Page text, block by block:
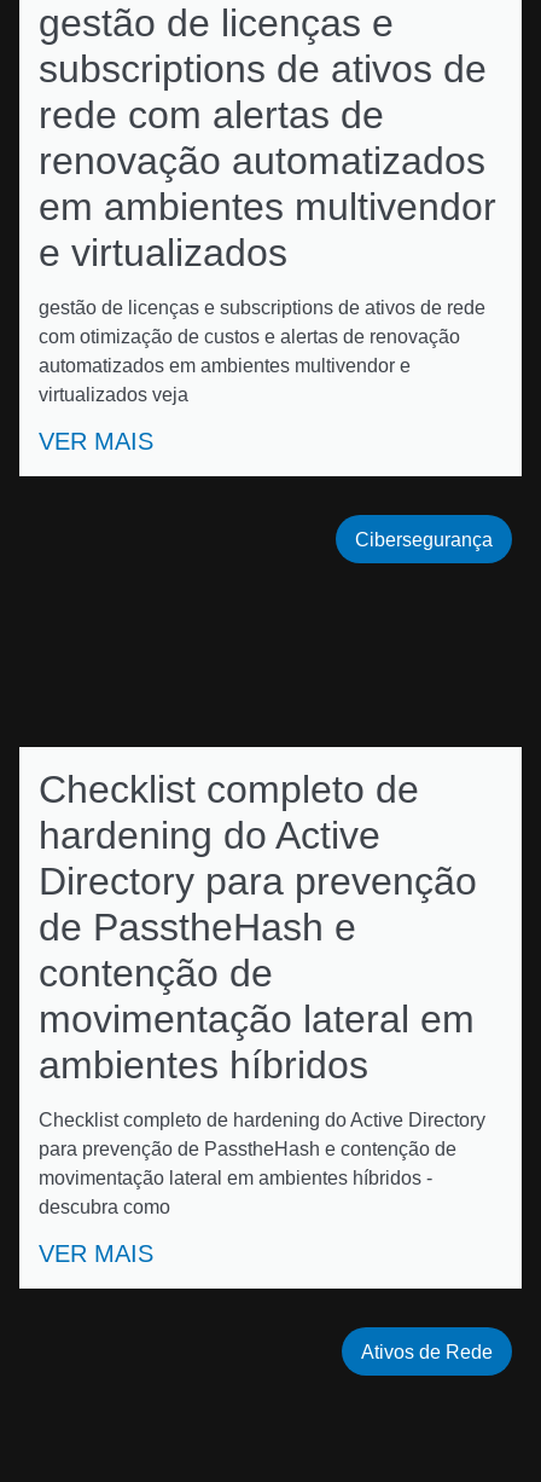
gestão de licenças e
subscriptions de ativos de
rede com alertas de
renovação automatizados
em ambientes multivendor
e virtualizados
gestão de licenças e subscriptions de ativos de rede
com otimização de custos e alertas de renovação
automatizados em ambientes multivendor e
virtualizados veja
VER MAIS
Checklist completo de
hardening do Active
Directory para prevenção
de PasstheHash e
contenção de
movimentação lateral em
ambientes híbridos
Checklist completo de hardening do Active Directory
para prevenção de PasstheHash e contenção de
movimentação lateral em ambientes híbridos -
descubra como
VER MAIS
Cibersegurança
Ativos de Rede